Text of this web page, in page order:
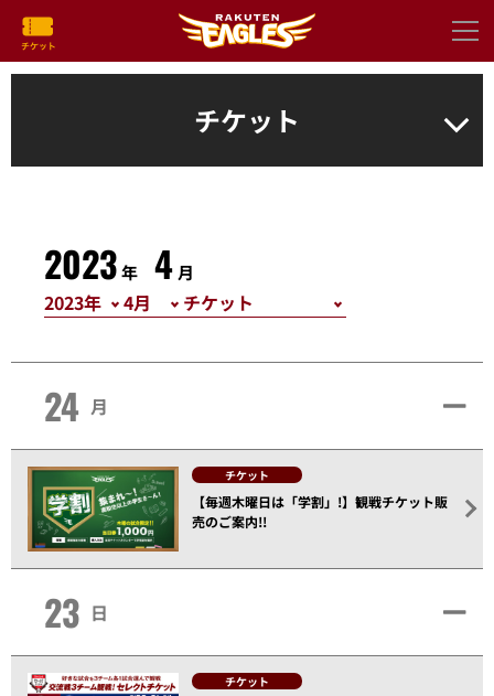
チケット
2023年 4 月
24 月
チケット
【毎週木曜日は「学割」!】観戦チケット販
売のご案内!!
23 日
チケット